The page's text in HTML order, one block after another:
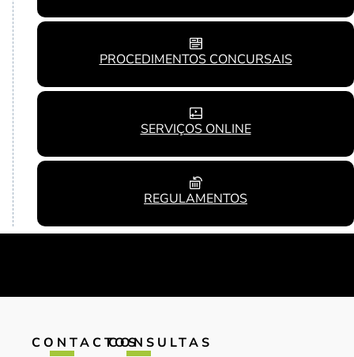
PROCEDIMENTOS CONCURSAIS
SERVIÇOS ONLINE
REGULAMENTOS
CONTACTOSCONSULTAS